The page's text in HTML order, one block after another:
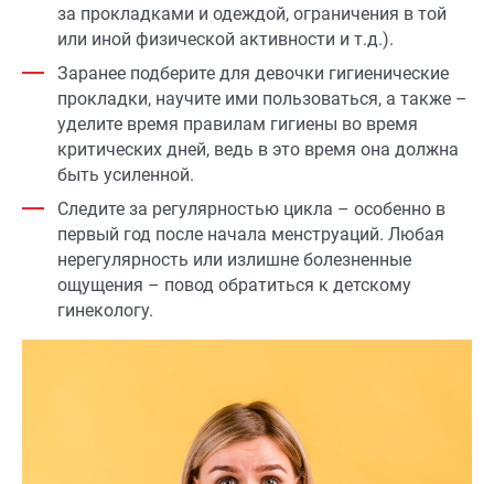
за прокладками и одеждой, ограничения в той
или иной физической активности и т.д.).
Заранее подберите для девочки гигиенические
прокладки, научите ими пользоваться, а также –
уделите время правилам гигиены во время
критических дней, ведь в это время она должна
быть усиленной.
Следите за регулярностью цикла – особенно в
первый год после начала менструаций. Любая
нерегулярность или излишне болезненные
ощущения – повод обратиться к детскому
гинекологу.